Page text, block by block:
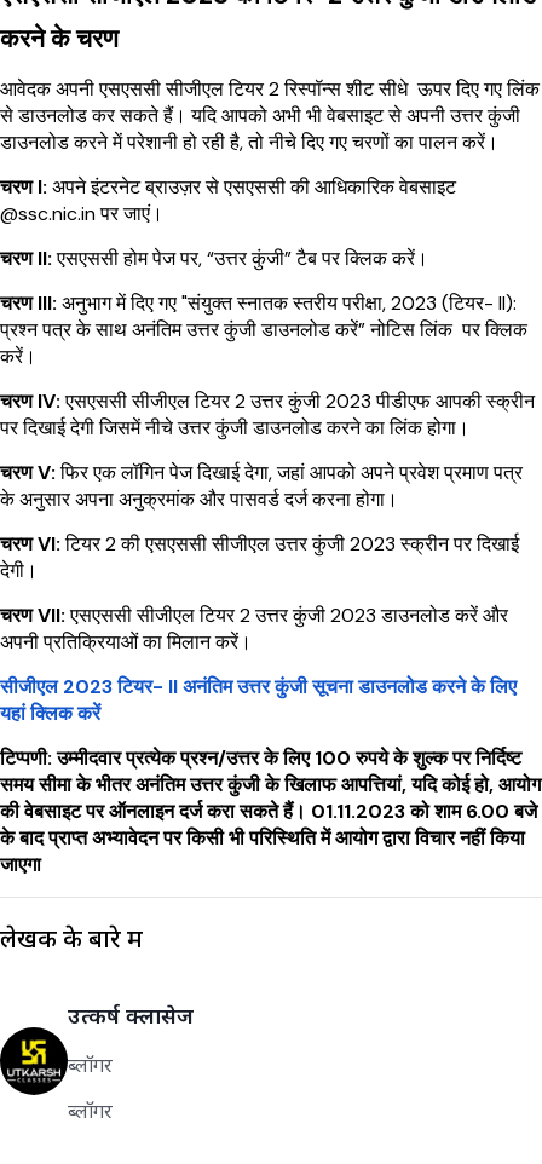
करने के चरण
आवेदक अपनी एसएससी सीजीएल टियर 2 रिस्पॉन्स शीट सीधे ऊपर दिए गए लिंक
से डाउनलोड कर सकते हैं। यदि आपको अभी भी वेबसाइट से अपनी उत्तर कुंजी
डाउनलोड करने में परेशानी हो रही है, तो नीचे दिए गए चरणों का पालन करें।
चरण I: अपने इंटरनेट ब्राउज़र से एसएससी की आधिकारिक वेबसाइट
@ssc.nic.in पर जाएं।
चरण II:एसएससी होम पेज पर, “उत्तर कुंजी” टैब पर क्लिक करें।
चरण III: अनुभाग में दिए गए "संयुक्त स्नातक स्तरीय परीक्षा, 2023 (टियर- II):
प्रश्न पत्र के साथ अनंतिम उत्तर कुंजी डाउनलोड करें” नोटिस लिंक पर क्लिक
करें।
चरण IV:एसएससी सीजीएल टियर 2 उत्तर कुंजी 2023 पीडीएफ आपकी स्क्रीन
पर दिखाई देगी जिसमें नीचे उत्तर कुंजी डाउनलोड करने का लिंक होगा।
चरण V:फिर एक लॉगिन पेज दिखाई देगा, जहां आपको अपने प्रवेश प्रमाण पत्र
के अनुसार अपना अनुक्रमांक और पासवर्ड दर्ज करना होगा।
चरण VI:टियर 2 की एसएससी सीजीएल उत्तर कुंजी 2023 स्क्रीन पर दिखाई
देगी।
चरण VII:एसएससी सीजीएल टियर 2 उत्तर कुंजी 2023 डाउनलोड करें और
अपनी प्रतिक्रियाओं का मिलान करें।
सीजीएल 2023 टियर- II अनंतिम उत्तर कुंजी सूचना डाउनलोड करने के लिए
यहां क्लिक करें
टिप्पणी: उम्मीदवार प्रत्येक प्रश्न/उत्तर के लिए 100 रुपये के शुल्क पर निर्दिष्ट
समय सीमा के भीतर अनंतिम उत्तर कुंजी के खिलाफ आपत्तियां, यदि कोई हो, आयोग
की वेबसाइट पर ऑनलाइन दर्ज करा सकते हैं। 01.11.2023 को शाम 6.00 बजे
के बाद प्राप्त अभ्यावेदन पर किसी भी परिस्थिति में आयोग द्वारा विचार नहीं किया
जाएगा
लेखक के बारे में
उत्कर्ष क्लासेज
ब्लॉगर
ब्लॉगर